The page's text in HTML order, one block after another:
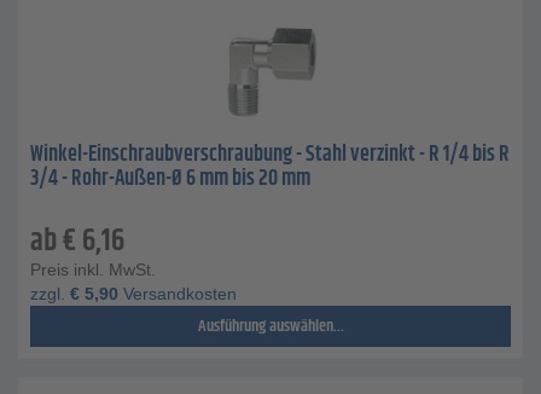
Winkel-Einschraubverschraubung - Stahl verzinkt - R 1/4 bis R
3/4 - Rohr-Außen-Ø 6 mm bis 20 mm
ab€6,16
Preis inkl. MwSt.
zzgl. € 5,90 Versandkosten
Ausführung auswählen...